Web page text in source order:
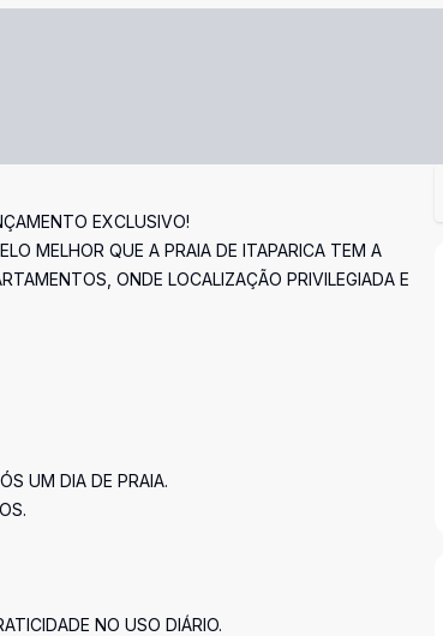
EXCLUSIVO!
MELHOR QUE A PRAIA DE ITAPARICA TEM A
ONDE LOCALIZAÇÃO PRIVILEGIADA E
UM DIA DE PRAIA.
NO USO DIÁRIO.